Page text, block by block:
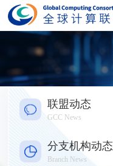
联盟动态
GCC News
分支机构动态
Branch News